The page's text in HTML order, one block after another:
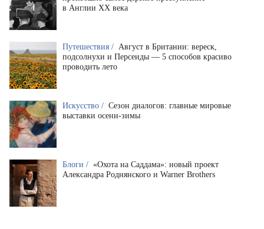
в Англии XX века
Путешествия / Август в Британии: вереск,
подсолнухи и Персеиды — 5 способов красиво
проводить лето
Искусство / Сезон диалогов: главные мировые
выставки осени-зимы
Блоги / «Охота на Саддама»: новый проект
Александра Роднянского и Warner Brothers